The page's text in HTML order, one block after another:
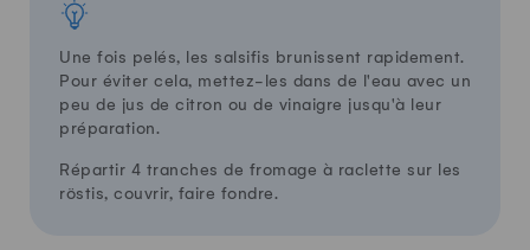
Une fois pelés, les salsifis brunissent rapidement.
Pour éviter cela, mettez-les dans de l'eau avec un
peu de jus de citron ou de vinaigre jusqu'à leur
préparation​.
Répartir 4 tranches de fromage à raclette sur les
röstis, couvrir, faire fondre.